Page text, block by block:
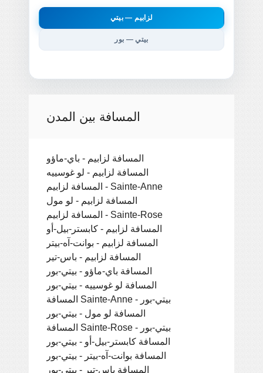
لزابيم — بيتي
بيتي — بور
المسافة بين المدن
المسافة لزابيم - باي-ماؤو
المسافة لزابيم - لو غوسييه
المسافة لزابيم - Sainte-Anne
المسافة لزابيم - لو مول
المسافة لزابيم - Sainte-Rose
المسافة لزابيم - كابستر-بيل-أو
المسافة لزابيم - بوانت-آه-بيتر
المسافة لزابيم - باس-تير
المسافة باي-ماؤو - بيتي-بور
المسافة لو غوسييه - بيتي-بور
المسافة Sainte-Anne - بيتي-بور
المسافة لو مول - بيتي-بور
المسافة Sainte-Rose - بيتي-بور
المسافة كابستر-بيل-أو - بيتي-بور
المسافة بوانت-آه-بيتر - بيتي-بور
المسافة باس-تير - بيتي-بور